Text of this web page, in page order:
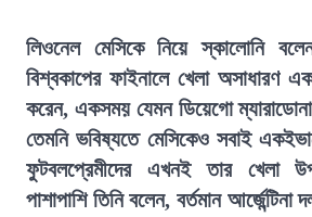
লিওনেল মেসিকে নিয়ে স্কালোনি
বিশ্বকাপের ফাইনালে খেলা অসাধারণ
করেন, একসময় যেমন ডিয়েগো
তেমনি ভবিষ্যতে মেসিকেও সবাই
ফুটবলপ্রেমীদের এখনই তার খেলা
পাশাপাশি তিনি বলেন, বর্তমান